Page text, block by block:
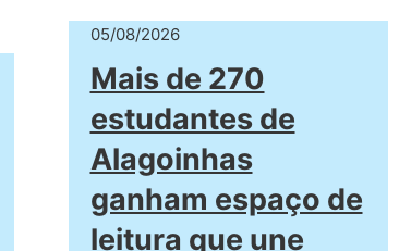
05/08/2026
Mais de 270
estudantes de
Alagoinhas
ganham espaço de
leitura que une